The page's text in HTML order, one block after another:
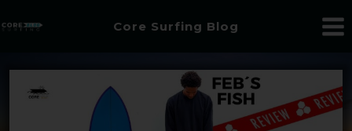
Core Surfing Blog